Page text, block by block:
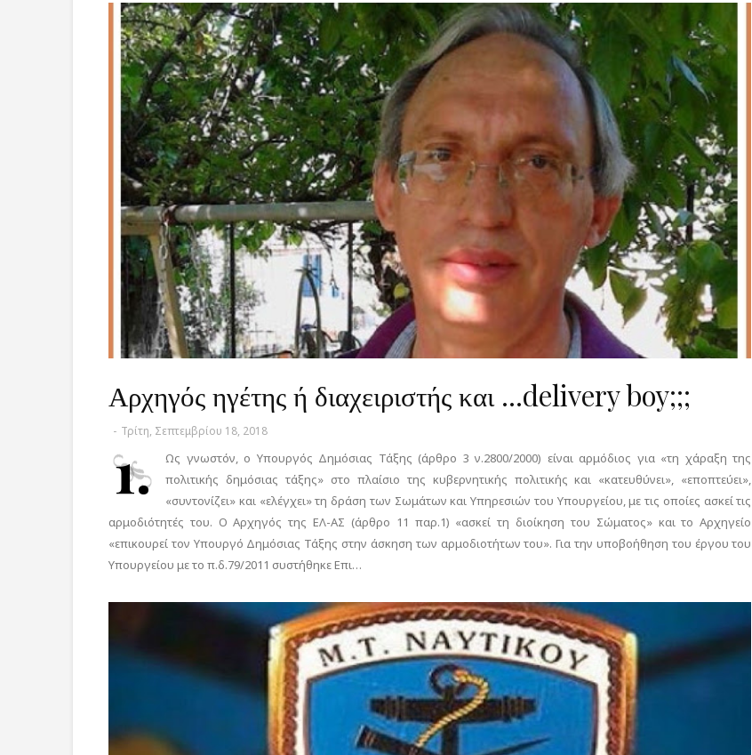
Αρχηγός ηγέτης ή διαχειριστής και ...delivery boy;;;
- Τρίτη, Σεπτεμβρίου 18, 2018
1.
Ως γνωστόν, ο Υπουργός Δημόσιας Τάξης (άρθρο 3 ν.2800/2000) είναι αρμόδιος για «τη χάραξη της
πολιτικής δημόσιας τάξης» στο πλαίσιο της κυβερνητικής πολιτικής και «κατευθύνει», «εποπτεύει»,
«συντονίζει» και «ελέγχει» τη δράση των Σωμάτων και Υπηρεσιών του Υπουργείου, με τις οποίες ασκεί τις
αρμοδιότητές του. Ο Αρχηγός της ΕΛ-ΑΣ (άρθρο 11 παρ.1) «ασκεί τη διοίκηση του Σώματος» και το Αρχηγείο
«επικουρεί τον Υπουργό Δημόσιας Τάξης στην άσκηση των αρμοδιοτήτων του». Για την υποβοήθηση του έργου του
Υπουργείου με το π.δ.79/2011 συστήθηκε Επι…